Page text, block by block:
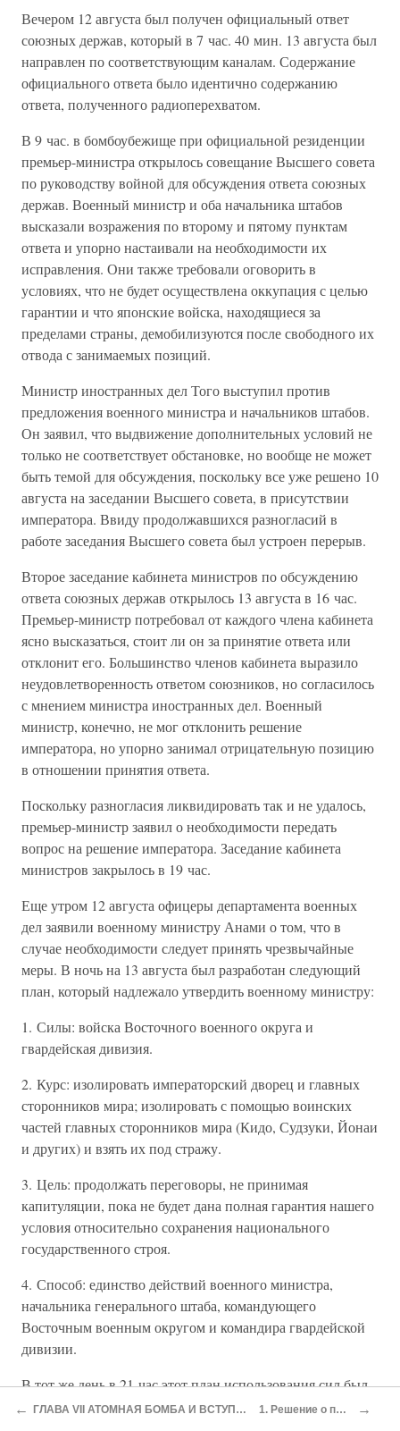
Вечером 12 августа был получен официальный ответ
союзных держав, который в 7 час. 40 мин. 13 августа был
направлен по соответствующим каналам. Содержание
официального ответа было идентично содержанию
ответа, полученного радиоперехватом.
В 9 час. в бомбоубежище при официальной резиденции
премьер-министра открылось совещание Высшего совета
по руководству войной для обсуждения ответа союзных
держав. Военный министр и оба начальника штабов
высказали возражения по второму и пятому пунктам
ответа и упорно настаивали на необходимости их
исправления. Они также требовали оговорить в
условиях, что не будет осуществлена оккупация с целью
гарантии и что японские войска, находящиеся за
пределами страны, демобилизуются после свободного их
отвода с занимаемых позиций.
Министр иностранных дел Того выступил против
предложения военного министра и начальников штабов.
Он заявил, что выдвижение дополнительных условий не
только не соответствует обстановке, но вообще не может
быть темой для обсуждения, поскольку все уже решено 10
августа на заседании Высшего совета, в присутствии
императора. Ввиду продолжавшихся разногласий в
работе заседания Высшего совета был устроен перерыв.
Второе заседание кабинета министров по обсуждению
ответа союзных держав открылось 13 августа в 16 час.
Премьер-министр потребовал от каждого члена кабинета
ясно высказаться, стоит ли он за принятие ответа или
отклонит его. Большинство членов кабинета выразило
неудовлетворенность ответом союзников, но согласилось
с мнением министра иностранных дел. Военный
министр, конечно, не мог отклонить решение
императора, но упорно занимал отрицательную позицию
в отношении принятия ответа.
Поскольку разногласия ликвидировать так и не удалось,
премьер-министр заявил о необходимости передать
вопрос на решение императора. Заседание кабинета
министров закрылось в 19 час.
Еще утром 12 августа офицеры департамента военных
дел заявили военному министру Анами о том, что в
случае необходимости следует принять чрезвычайные
меры. В ночь на 13 августа был разработан следующий
план, который надлежало утвердить военному министру:
1. Силы: войска Восточного военного округа и
гвардейская дивизия.
2. Курс: изолировать императорский дворец и главных
сторонников мира; изолировать с помощью воинских
частей главных сторонников мира (Кидо, Судзуки, Йонаи
и других) и взять их под стражу.
3. Цель: продолжать переговоры, не принимая
капитуляции, пока не будет дана полная гарантия нашего
условия относительно сохранения национального
государственного строя.
4. Способ: единство действий военного министра,
начальника генерального штаба, командующего
Восточным военным округом и командира гвардейской
дивизии.
В тот же день в 21 час этот план использования сил был
доложен военному министру Анами в его официальной
← ГЛАВА VII АТОМНАЯ БОМБА И ВСТУПЛЕНИЕ СОВЕТСКОГО СОЮЗА В ВОЙНУ 1. Решение о прекращении войны →